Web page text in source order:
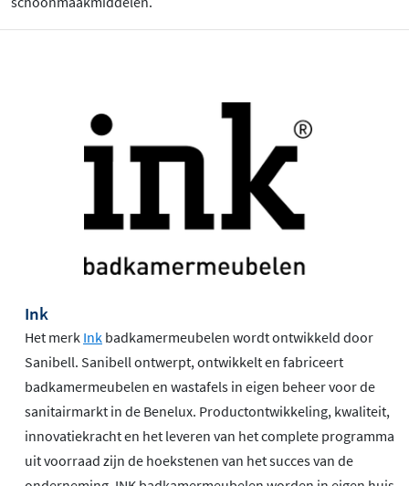
Ink
Het merk Ink badkamermeubelen wordt ontwikkeld door
Sanibell. Sanibell ontwerpt, ontwikkelt en fabriceert
badkamermeubelen en wastafels in eigen beheer voor de
sanitairmarkt in de Benelux. Productontwikkeling, kwaliteit,
innovatiekracht en het leveren van het complete programma
uit voorraad zijn de hoekstenen van het succes van de